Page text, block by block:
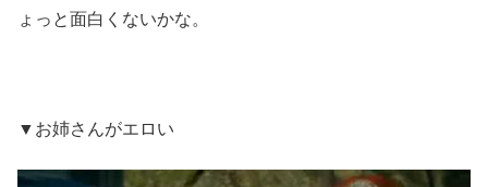
ょっと面白くないかな。
▼お姉さんがエロい